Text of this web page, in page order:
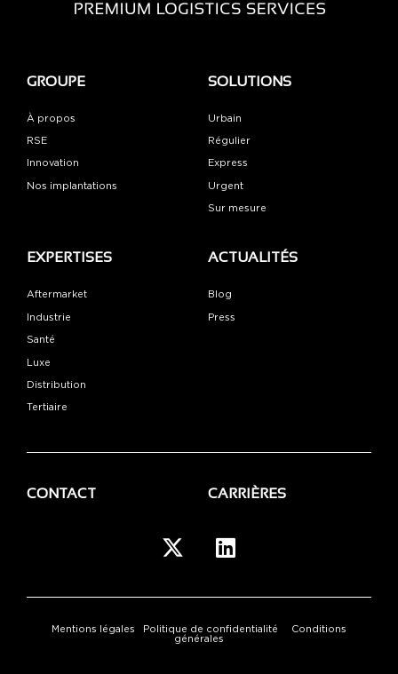
GROUPE
À propos
RSE
Innovation
Nos implantations
SOLUTIONS
Urbain
Régulier
Express
Urgent
Sur mesure
EXPERTISES
Aftermarket
Industrie
Santé
Luxe
Distribution
Tertiaire
ACTUALITÉS
Blog
Press
CONTACT CARRIÈRES
Mentions légales Politique de confidentialité
Conditions
générales